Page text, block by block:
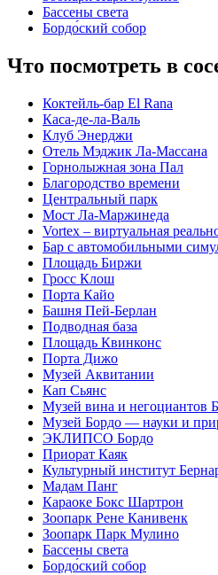
Бассены света
Бордо́ский собор
Что посмотреть в
Коктейль-бар El Rana
Каса-де-ла-Валь
Клуб Энерджи
Отель Мэджик Ла-Массана
Горнолыжная зона Пал
Благородство времени
Центральный парк
Мост Ла-Маржинеда
Vortex – виртуальная
Бар с автомобильными
Площадь Биржи
Гросс Клош
Порта Кайо
Башня Пей-Берлан
Подводная база
Площадь Квинконс
Порта Дижо
Музей Аквитании
Кап Сьянс
Музей вина и негоциантов
Музей Бордо — науки и
ЭКЛИПСО Бордо
Приорат Каяк
Культурный институт
Мадам Панг
Караоке Бокс Шартрон
Зоопарк Рене Канивенк
Зоопарк Парк Мулино
Бассены света
Бордо́ский собор